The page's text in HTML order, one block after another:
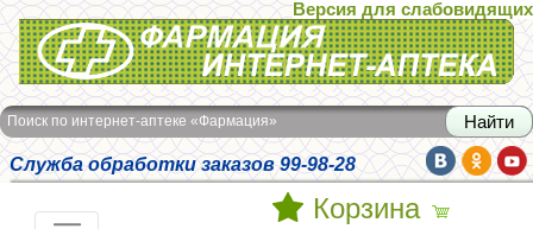
Интернет-аптека Фармация
Версия для слабовидящих
Поиск по интернет-аптеке «Фармация»
Служба обработки заказов 99-98-28
Корзина